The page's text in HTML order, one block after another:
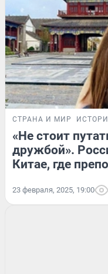
СТРАНА И МИР
«Не стоит
дружбой».
Китае, где
23 февраля, 2025, 19:00